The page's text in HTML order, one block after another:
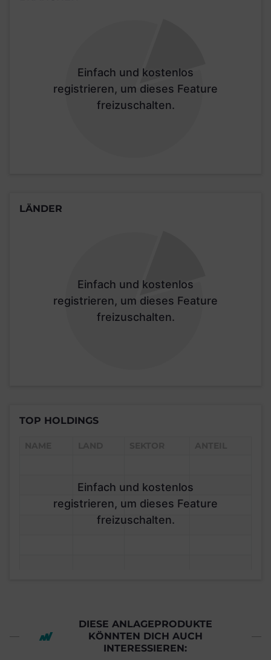
Einfach und kostenlos
registrieren, um dieses Feature
freizuschalten.
LÄNDER
Einfach und kostenlos
registrieren, um dieses Feature
freizuschalten.
TOP HOLDINGS
Einfach und kostenlos
registrieren, um dieses Feature
freizuschalten.
DIESE ANLAGEPRODUKTE
KÖNNTEN DICH AUCH
INTERESSIEREN: